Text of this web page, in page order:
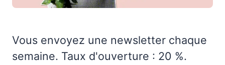
Vous envoyez une newsletter chaque
semaine. Taux d'ouverture : 20 %.